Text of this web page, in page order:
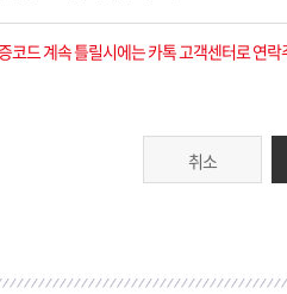
코드 계속 틀릴시에는 카톡 고객센터로 연락
취소